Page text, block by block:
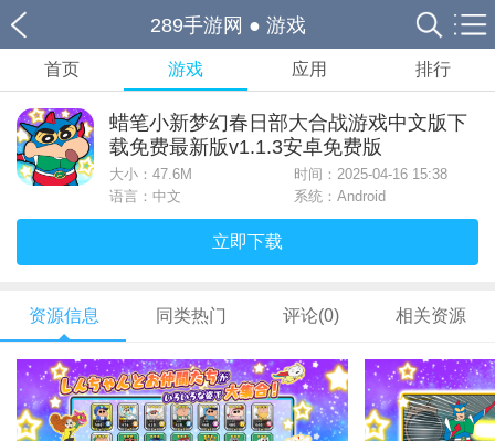
289手游网 ● 游戏
首页 游戏 应用 排行
蜡笔小新梦幻春日部大合战游戏中文版下
载免费最新版v1.1.3安卓免费版
大小： 47.6M
时间：2025-04-16 15:38
语言：中文
系统：Android
立即下载
资源信息 同类热门 评论(0) 相关资源